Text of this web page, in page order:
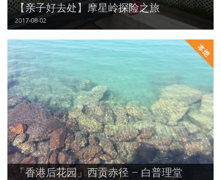
【亲子好去处】摩星岭探险之旅
2017-08-02
「香港后花园」西贡赤径 – 白普理堂